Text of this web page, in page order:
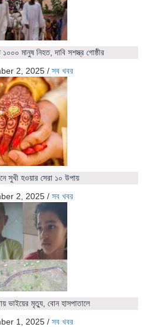
মানুষ নিহত, দাবি সশস্ত্র গোষ্ঠীর
2, 2025 / সব খবর
সুখী হওয়ার সেরা ১০ উপায়
2, 2025 / সব খবর
ভাইয়ের মৃত্যু, বোন হাসপাতালে
1, 2025 / সব খবর